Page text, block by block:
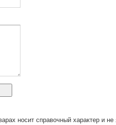
носит справочный характер и